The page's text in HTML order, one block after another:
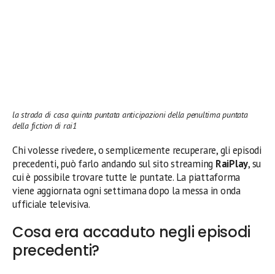
la strada di casa quinta puntata anticipazioni della penultima puntata
della fiction di rai1
Chi volesse rivedere, o semplicemente recuperare, gli episodi
precedenti, può farlo andando sul sito streaming RaiPlay, su
cui è possibile trovare tutte le puntate. La piattaforma
viene aggiornata ogni settimana dopo la messa in onda
ufficiale televisiva.
Cosa era accaduto negli episodi
precedenti?